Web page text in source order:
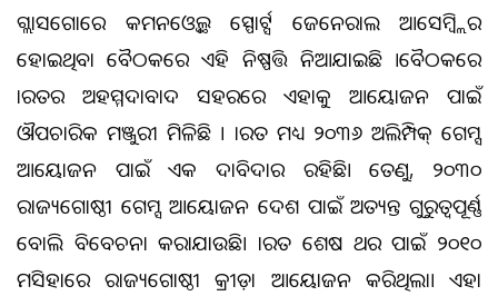
ଗ୍ଲାସଗୋରେ କମନଓ୍ବେଲ୍ଥ ସ୍ପୋର୍ଟ୍ସ ଜେନେରାଲ ଆସେମ୍ବ୍ଲିର
ହୋଇଥିବା ବୈଠକରେ ଏହି ନିଷ୍ପତ୍ତି ନିଆଯାଇଛି ।ବୈଠକରେ
ଭାରତର ଅହମ୍ମଦାବାଦ ସହରରେ ଏହାକୁ ଆୟୋଜନ ପାଇଁ
ଔପଚାରିକ ମଞ୍ଜୁରୀ ମିଳିଛି । ଭାରତ ମଧ୍ୟ ୨୦୩୬ ଅଲିମ୍ପିକ୍ ଗେମ୍ସ
ଆୟୋଜନ ପାଇଁ ଏକ ଦାବିଦାର ରହିଛି। ତେଣୁ, ୨୦୩୦
ରାଜ୍ୟଗୋଷ୍ଠୀ ଗେମ୍ସ ଆୟୋଜନ ଦେଶ ପାଇଁ ଅତ୍ୟନ୍ତ ଗୁରୁତ୍ୱପୂର୍ଣ୍ଣ
ବୋଲି ବିବେଚନା କରାଯାଉଛି। ଭାରତ ଶେଷ ଥର ପାଇଁ ୨୦୧୦
ମସିହାରେ ରାଜ୍ୟଗୋଷ୍ଠୀ କ୍ରୀଡ଼ା ଆୟୋଜନ କରିଥିଲା। ଏହା